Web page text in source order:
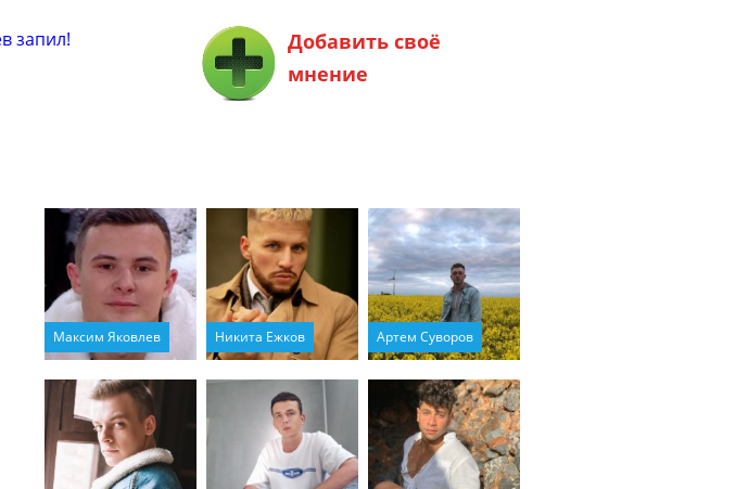
запил!
Добавить своё
мнение
Максим Яковлев Никита Ежков Артем Суворов